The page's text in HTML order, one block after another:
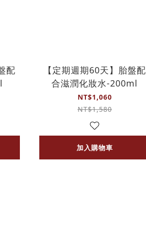
配
【定期週期60天】胎盤配
合滋潤化妝水-200ml
NT$1,060
NT$1,580
加入購物車